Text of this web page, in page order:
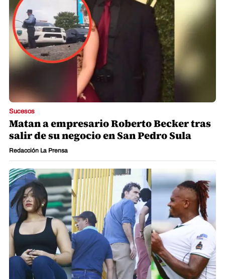
Sucesos
Matan a empresario Roberto Becker tras
salir de su negocio en San Pedro Sula
Redacción La Prensa